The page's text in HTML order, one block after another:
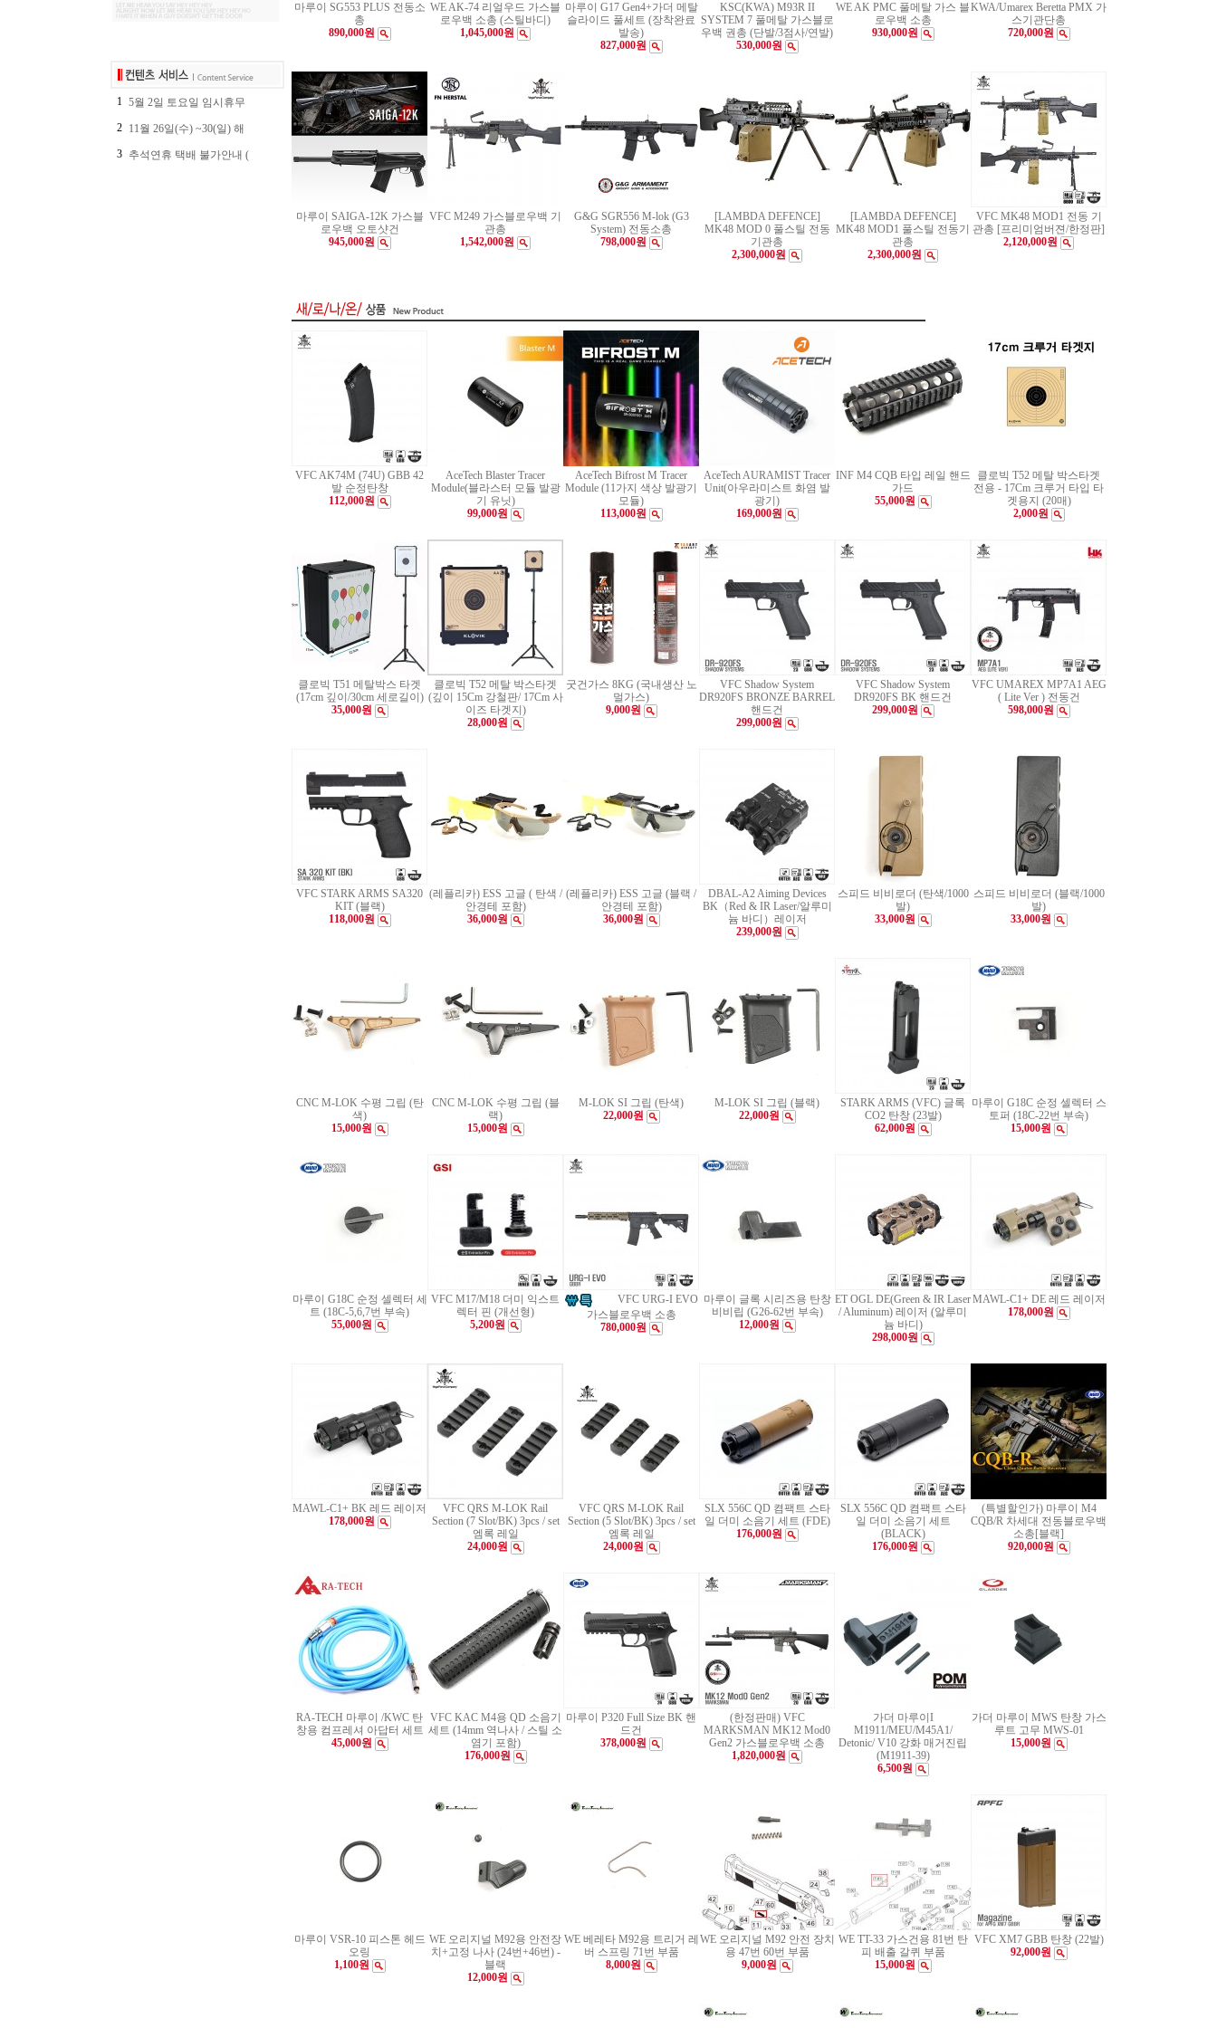
1 5월 2일 토요일 임시휴무
2 11월 26일(수) ~30(일) 해
3 추석연휴 택배 불가안내 (
마루이 SG553 PLUS 전동소
총
890,000원
WE AK-74 리얼우드 가스블
로우백 소총 (스틸바디)
1,045,000원
마루이 G17 Gen4+가더 메탈
슬라이드 풀세트 (장착완료
발송)
827,000원
KSC(KWA) M93R II
SYSTEM 7 풀메탈 가스블로
우백 권총 (단발/3점사/연발)
530,000원
WE AK PMC 풀메탈 가스 블
로우백 소총
930,000원
KWA/Umarex Beretta PMX 가
스기관단총
720,000원
마루이 SAIGA-12K 가스블
로우백 오토샷건
945,000원
VFC M249 가스블로우백 기
관총
1,542,000원
G&G SGR556 M-lok (G3
System) 전동소총
798,000원
[LAMBDA DEFENCE]
MK48 MOD 0 풀스틸 전동
기관총
2,300,000원
[LAMBDA DEFENCE]
MK48 MOD1 풀스틸 전동기
관총
2,300,000원
VFC MK48 MOD1 전동 기
관총 [프리미엄버젼/한정판]
2,120,000원
VFC AK74M (74U) GBB 42
발 순정탄창
112,000원
AceTech Blaster Tracer
Module(블라스터 모듈 발광
기 유닛)
99,000원
AceTech Bifrost M Tracer
Module (11가지 색상 발광기
모듈)
113,000원
AceTech AURAMIST Tracer
Unit(아우라미스트 화염 발
광기)
169,000원
INF M4 CQB 타입 레일 핸드
가드
55,000원
클로빅 T52 메탈 박스타겟
전용 - 17Cm 크루거 타입 타
겟용지 (20매)
2,000원
클로빅 T51 메탈박스 타겟
(17cm 깊이/30cm 세로길이)
35,000원
클로빅 T52 메탈 박스타겟
(깊이 15Cm 강철판/ 17Cm 사
이즈 타겟지)
28,000원
굿건가스 8KG (국내생산 노
멀가스)
9,000원
VFC Shadow System
DR920FS BRONZE BARREL
핸드건
299,000원
VFC Shadow System
DR920FS BK 핸드건
299,000원
VFC UMAREX MP7A1 AEG
( Lite Ver ) 전동건
598,000원
VFC STARK ARMS SA320
KIT (블랙)
118,000원
(레플리카) ESS 고글 ( 탄색 /
안경테 포함)
36,000원
(레플리카) ESS 고글 (블랙 /
안경테 포함)
36,000원
DBAL-A2 Aiming Devices
BK（Red & IR Laser/알루미
늄 바디）레이저
239,000원
스피드 비비로더 (탄색/1000
발)
33,000원
스피드 비비로더 (블랙/1000
발)
33,000원
CNC M-LOK 수평 그립 (탄
색)
15,000원
CNC M-LOK 수평 그립 (블
랙)
15,000원
M-LOK SI 그립 (탄색)
22,000원
M-LOK SI 그립 (블랙)
22,000원
STARK ARMS (VFC) 글록
CO2 탄창 (23발)
62,000원
마루이 G18C 순정 셀렉터 스
토퍼 (18C-22번 부속)
15,000원
마루이 G18C 순정 셀렉터 세
트 (18C-5,6,7번 부속)
55,000원
VFC M17/M18 더미 익스트
렉터 핀 (개선형)
5,200원
VFC URG-I EVO
가스블로우백 소총
780,000원
마루이 글록 시리즈용 탄창
비비립 (G26-62번 부속)
12,000원
ET OGL DE(Green & IR Laser
/ Aluminum) 레이저 (알루미
늄 바디)
298,000원
MAWL-C1+ DE 레드 레이저
178,000원
MAWL-C1+ BK 레드 레이저
178,000원
VFC QRS M-LOK Rail
Section (7 Slot/BK) 3pcs / set
엠록 레일
24,000원
VFC QRS M-LOK Rail
Section (5 Slot/BK) 3pcs / set
엠록 레일
24,000원
SLX 556C QD 켬팩트 스타
일 더미 소음기 세트 (FDE)
176,000원
SLX 556C QD 켬팩트 스타
일 더미 소음기 세트
(BLACK)
176,000원
(특별할인가) 마루이 M4
CQB/R 차세대 전동블로우백
소총[블랙]
920,000원
RA-TECH 마루이 /KWC 탄
창용 컴프레셔 아답터 세트
45,000원
VFC KAC M4용 QD 소음기
세트 (14mm 역나사 / 스틸 소
염기 포함)
176,000원
마루이 P320 Full Size BK 핸
드건
378,000원
(한정판매) VFC
MARKSMAN MK12 Mod0
Gen2 가스블로우백 소총
1,820,000원
가더 마루이I
M1911/MEU/M45A1/
Detonic/ V10 강화 매거진립
(M1911-39)
6,500원
가더 마루이 MWS 탄창 가스
루트 고무 MWS-01
15,000원
마루이 VSR-10 피스톤 헤드
오링
1,100원
WE 오리지널 M92용 안전장
치+고정 나사 (24번+46번) -
블랙
12,000원
WE 베레타 M92용 트리거 레
버 스프링 71번 부품
8,000원
WE 오리지널 M92 안전 장치
용 47번 60번 부품
9,000원
WE TT-33 가스건용 81번 탄
피 배출 갈퀴 부품
15,000원
VFC XM7 GBB 탄창 (22발)
92,000원